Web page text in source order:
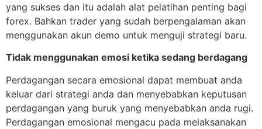
yang sukses dan itu adalah alat pelatihan penting bagi
forex. Bahkan trader yang sudah berpengalaman akan
menggunakan akun demo untuk menguji strategi baru.
Tidak menggunakan emosi ketika sedang berdagang
Perdagangan secara emosional dapat membuat anda
keluar dari strategi anda dan menyebabkan keputusan
perdagangan yang buruk yang menyebabkan anda rugi.
Perdagangan emosional mengacu pada melaksanakan